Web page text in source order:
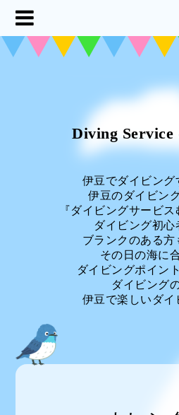
Diving
伊豆でダイビング
伊豆のダイビン
『ダイビングサービス
ダイビング初心
ブランクのある方
その日の海に
ダイビングポイン
ダイビング
伊豆で楽しいダイ